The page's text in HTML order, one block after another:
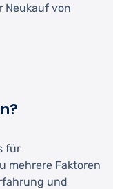
Neukauf von
für
mehrere Faktoren
und